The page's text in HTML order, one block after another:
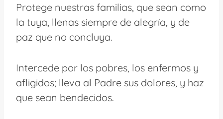
Protege nuestras familias, que sean como
la tuya, llenas siempre de alegría, y de
paz que no concluya.
Intercede por los pobres, los enfermos y
afligidos; lleva al Padre sus dolores, y haz
que sean bendecidos.